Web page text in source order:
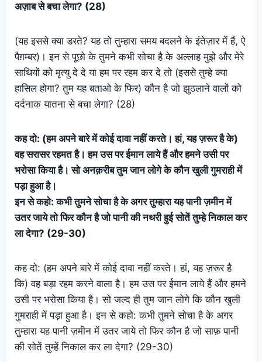
अज़ाब से बचा लेगा? (28)
(यह इससे क्या डरते? यह तो तुम्हारा समय बदलने के इंतेज़ार में हैं, ऐ
पैग़म्बर)। इन से पूछो के तुमने कभी सोचा है के अल्लाह मुझे और मेरे
साथियों को मृत्यु दे दे या हम पर रहम कर दे तो (इससे तुम्हे क्या
हासिल होगा? तुम यह बताओ के फिर) कौन है जो झुठलाने वालों को
दर्दनाक यातना से बचा लेगा? (28)
कह दो: (हम अपने बारे में कोई दावा नहीं करते। हां, यह ज़रूर है के)
वह सरासर रहमत है। हम उस पर ईमान लाये हैं और हमने उसी पर
भरोसा किया है। सो अनक़रीब तुम जान लोगे के कौन खुली गुमराही में
पड़ा हुआ है।
इन से कहो: कभी तुमने सोचा है के अगर तुम्हारा यह पानी ज़मीन में
उतर जाये तो फिर कौन है जो पानी की नथरी हुई सोतें तुम्हे निकाल कर
ला देगा? (29-30)
कह दो: (हम अपने बारे में कोई दावा नहीं करते। हां, यह ज़रूर है
कि) वह बड़ा रहम करने वाला है। हम उस पर ईमान लाये हैं और हमने
उसी पर भरोसा किया है। सो जल्द ही तुम जान लोगे कि कौन खुली
गुमराही में पड़ा हुआ है। इन से कहो: कभी तुमने सोचा है के अगर
तुम्हारा यह पानी ज़मीन में उतर जाये तो फिर कौन है जो साफ़ पानी
की सोतें तुम्हें निकाल कर ला देगा? (29-30)